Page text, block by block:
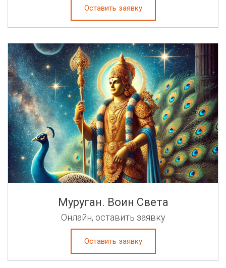
Оставить заявку
Муруган. Воин Света
Онлайн, оставить заявку
Оставить заявку